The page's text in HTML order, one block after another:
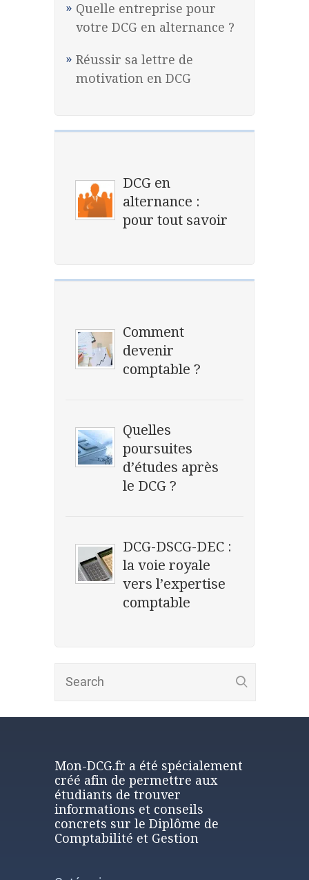
Quelle entreprise pour
votre DCG en alternance ?
Réussir sa lettre de
motivation en DCG
DCG en
alternance :
pour tout savoir
Comment
devenir
comptable ?
Quelles
poursuites
d’études après
le DCG ?
DCG-DSCG-DEC :
la voie royale
vers l’expertise
comptable
Mon-DCG.fr a été spécialement
créé afin de permettre aux
étudiants de trouver
informations et conseils
concrets sur le Diplôme de
Comptabilité et Gestion